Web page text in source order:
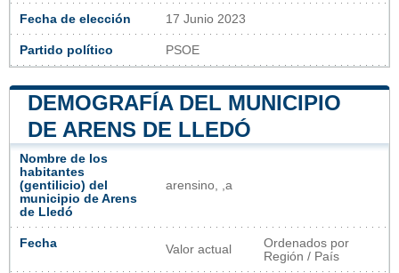
Fecha de elección 17 Junio 2023
Partido político PSOE
DEMOGRAFÍA DEL MUNICIPIO
DE ARENS DE LLEDÓ
Nombre de los
habitantes
(gentilicio) del
municipio de Arens
de Lledó
arensino, ,a
Fecha Valor actual
Ordenados por
Región / País